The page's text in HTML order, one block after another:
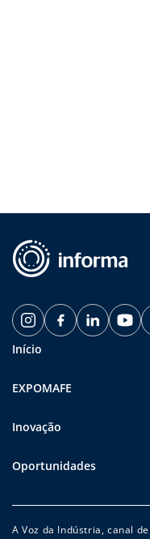
Início
EXPOMAFE
Inovação
Oportunidades
A Voz da Indústria, canal